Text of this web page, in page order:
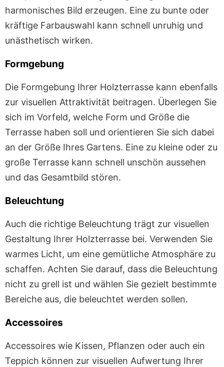
harmonisches Bild erzeugen. Eine zu bunte oder
kräftige Farbauswahl kann schnell unruhig und
unästhetisch wirken.
Formgebung
Die Formgebung Ihrer Holzterrasse kann ebenfalls
zur visuellen Attraktivität beitragen. Überlegen Sie
sich im Vorfeld, welche Form und Größe die
Terrasse haben soll und orientieren Sie sich dabei
an der Größe Ihres Gartens. Eine zu kleine oder zu
große Terrasse kann schnell unschön aussehen
und das Gesamtbild stören.
Beleuchtung
Auch die richtige Beleuchtung trägt zur visuellen
Gestaltung Ihrer Holzterrasse bei. Verwenden Sie
warmes Licht, um eine gemütliche Atmosphäre zu
schaffen. Achten Sie darauf, dass die Beleuchtung
nicht zu grell ist und wählen Sie gezielt bestimmte
Bereiche aus, die beleuchtet werden sollen.
Accessoires
Accessoires wie Kissen, Pflanzen oder auch ein
Teppich können zur visuellen Aufwertung Ihrer